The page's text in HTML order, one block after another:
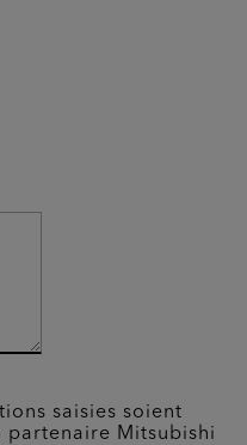
saisies soient
partenaire Mitsubishi